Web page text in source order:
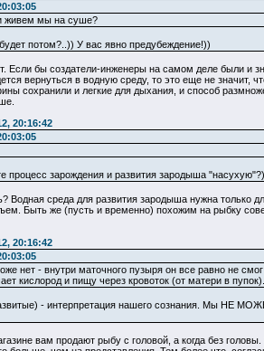
живем мы на суше?
потом?..)) У вас явно предубеждение!))
Если бы создатели-инженеры на самом деле были и
вернуться в водную среду, то это еще не
сохранили и легкие для дыхания, и способ
20:16:42
процесс зарождения и развития зародыша
Водная среда для развития зародыша нужна только
Быть же (пусть и временно) похожим на рыбку
20:16:42
нет - внутри маточного пузыря он все равно не
кислород и пищу через кровоток (от матери в
- интерпретация нашего сознания. Мы НЕ
вам продают рыбу с головой, а когда без